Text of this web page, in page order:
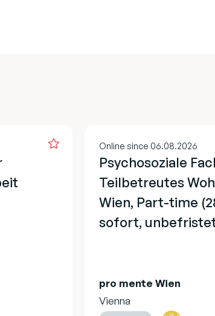
Online since 06.08.2026
Psychosoziale
Teilbetreutes
Wien, Part-time
sofort,
pro mente Wien
Vienna